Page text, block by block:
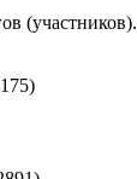
(участников).